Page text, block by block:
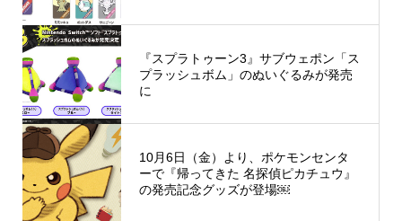
『スプラトゥーン3』サブウェポン「ス
プラッシュボム」のぬいぐるみが発売
に
10月6日（金）より、ポケモンセンタ
ーで『帰ってきた 名探偵ピカチュウ』
の発売記念グッズが登場￼